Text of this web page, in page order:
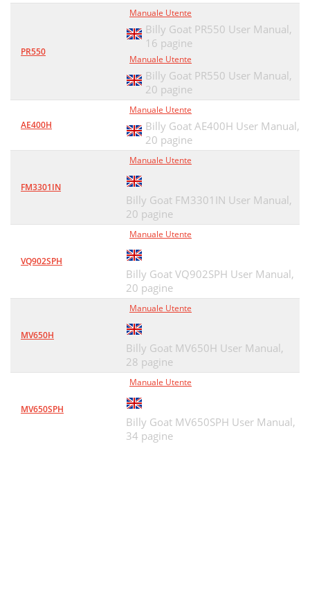
PR550
Manuale Utente
Billy Goat PR550 User Manual,
16 pagine
Manuale Utente
Billy Goat PR550 User Manual,
20 pagine
AE400H
Manuale Utente
Billy Goat AE400H User Manual,
20 pagine
FM3301IN
Manuale Utente
Billy Goat FM3301IN User Manual,
20 pagine
VQ902SPH
Manuale Utente
Billy Goat VQ902SPH User Manual,
20 pagine
MV650H
Manuale Utente
Billy Goat MV650H User Manual,
28 pagine
MV650SPH
Manuale Utente
Billy Goat MV650SPH User Manual,
34 pagine